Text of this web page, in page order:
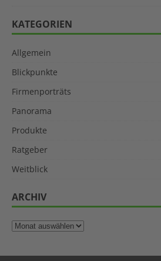
KATEGORIEN
Allgemein
Blickpunkte
Firmenporträts
Panorama
Produkte
Ratgeber
Weitblick
ARCHIV